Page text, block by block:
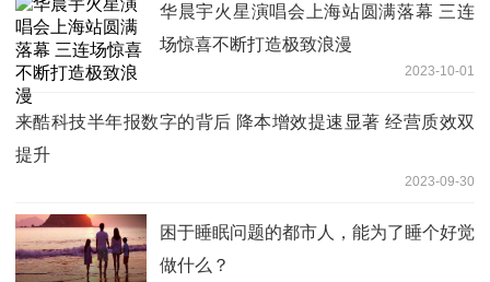
华晨宇火星演唱会上海站圆满落幕 三连
场惊喜不断打造极致浪漫
2023-10-01
来酷科技半年报数字的背后 降本增效提速显著 经营质效双
提升
2023-09-30
困于睡眠问题的都市人，能为了睡个好觉
做什么？